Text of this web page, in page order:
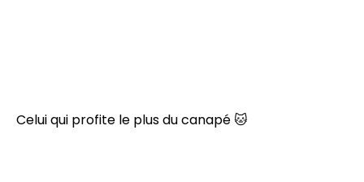
Celui qui profite le plus du canapé 🐱